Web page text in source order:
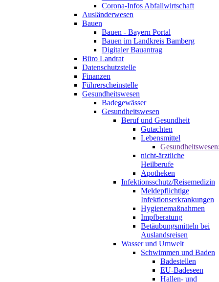
Corona-Infos Abfallwirtschaft
Ausländerwesen
Bauen
Bauen - Bayern Portal
Bauen im Landkreis Bamberg
Digitaler Bauantrag
Büro Landrat
Datenschutzstelle
Finanzen
Führerscheinstelle
Gesundheitswesen
Badegewässer
Gesundheitswesen
Beruf und Gesundheit
Gutachten
Lebensmittel
nicht-ärztliche
Heilberufe
Apotheken
Infektionsschutz/Reisemedizin
Meldepflichtige
Infektionserkrankungen
Hygienemaßnahmen
Impfberatung
Betäubungsmitteln bei
Auslandsreisen
Wasser und Umwelt
Schwimmen und Baden
Badestellen
EU-Badeseen
Hallen- und